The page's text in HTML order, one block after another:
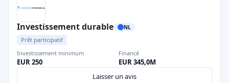
Investissement durable NL
Prêt participatif
Investissement minimum
EUR 250
Financé
EUR 345,0M
Laisser un avis